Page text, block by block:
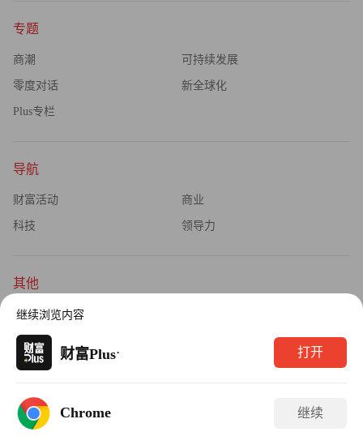
专题
商潮 可持续发展
零度对话 新全球化
Plus专栏
导航
财富活动 商业
科技 领导力
其他
杂志订阅
隐私政策
Copyright © 2026财富媒体知识产权有限公司
版权所有，未经书面许可，任何机构不得转载
继续浏览内容
财富Plus· 打开
Chrome 继续